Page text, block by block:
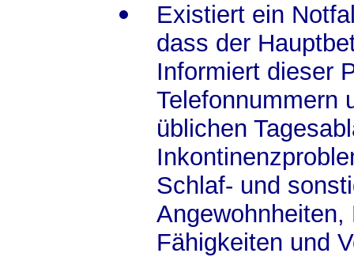
Existiert ein
dass der
Informiert dieser
Telefonnummern
üblichen
Schlaf- und
Fähigkeiten und